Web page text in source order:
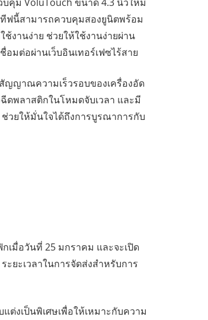
ฟนี้สามารถควบคุมสองยูนิตพร้อม
งานง่าย ช่วยให้ใช้งานง่ายผ่าน
มต่อผ่านเว็บอินเทอร์เฟซไร้สาย
ญญาณความเร็วรอบของเครื่องอัด
ดพลาสติกในโหมดจับเวลา และมี
วยให้มั่นใจได้ถึงการบูรณาการกับ
เมื่อวันที่ 25 มกราคม และจะเปิด
ยะเวลาในการจัดส่งสำหรับการ
ต่งเป็นพิเศษเพื่อให้เหมาะกับความ